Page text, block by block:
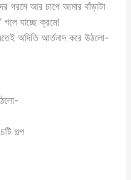
গরমে আর চাপে আমার বাঁড়াটা
যাচ্ছে ক্রমে!
অদিতি আর্তনাদ করে উঠলো-
গল্প